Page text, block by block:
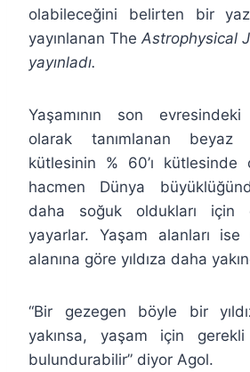
olabileceğini belirten bir
yayınlanan The Astrophysical
yayınladı.
Yaşamının son
olarak tanımlanan beyaz
kütlesinin % 60’ı kütlesinde
hacmen Dünya
daha soğuk oldukları
yayarlar. Yaşam alanları ise
alanına göre yıldıza daha
“Bir gezegen böyle bir
yakınsa, yaşam için
bulundurabilir” diyor Agol.